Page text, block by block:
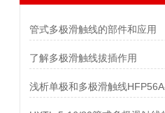
管式多极滑触线的部件和应用
了解多极滑触线拔插作用